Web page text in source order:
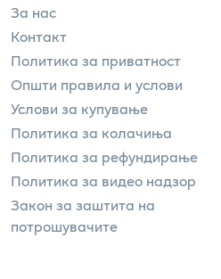
За нас
Контакт
Политика за приватност
Општи правила и услови
Услови за купување
Политика за колачиња
Политика за рефундирање
Политика за видео надзор
Закон за заштита на
потрошувачите